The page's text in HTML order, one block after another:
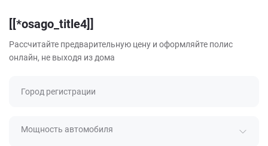
[[*osago_title4]]
Рассчитайте предварительную цену и оформляйте полис
онлайн, не выходя из дома
Город регистрации
Мощность автомобиля